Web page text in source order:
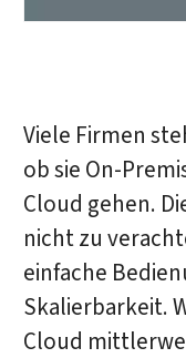
Viele Firmen
ob sie On-
Cloud gehen.
nicht zu
einfache
Skalierbarkeit.
Cloud